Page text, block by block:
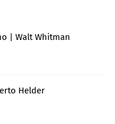
| Walt Whitman
Helder